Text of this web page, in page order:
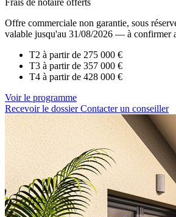
Frais de notaire offerts
Offre commerciale non garantie, sous
valable jusqu'au 31/08/2026 — à confirmer
T2 à partir de 275 000 €
T3 à partir de 357 000 €
T4 à partir de 428 000 €
Voir le programme
Recevoir le dossierContacter un conseiller